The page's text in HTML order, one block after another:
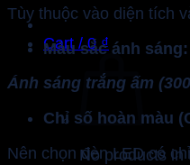
Cart /0₫
No products in
Tùy thuộc vào diện tích
Màu sắc ánh sáng:
Ánh sáng trắng ấm
Chỉ số hoàn màu
Nên chọn đèn LED có